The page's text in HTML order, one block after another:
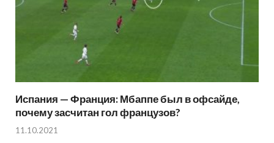
Испания — Франция: Мбаппе был в офсайде,
почему засчитан гол французов?
11.10.2021